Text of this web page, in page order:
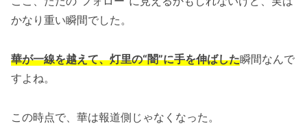
かなり重い瞬間でした。
華が一線を越えて、灯里の“闇”に手を伸ばした瞬間なんで
すよね。
この時点で、華は報道側じゃなくなった。